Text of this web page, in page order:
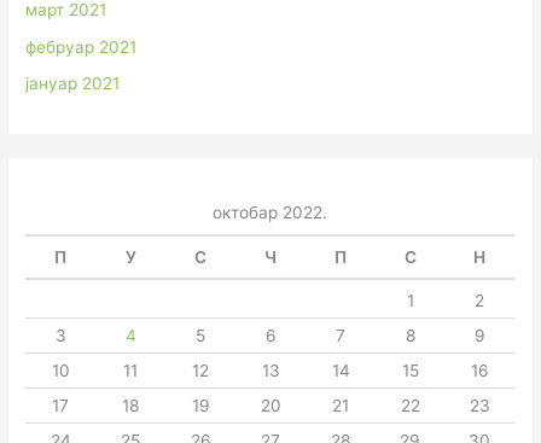
март 2021
фебруар 2021
јануар 2021
октобар 2022.
П У С Ч П С Н
1
2
3
4 5 6 7 8
9
10
11 12 13 14 15
16
17
18 19 20 21 22
23